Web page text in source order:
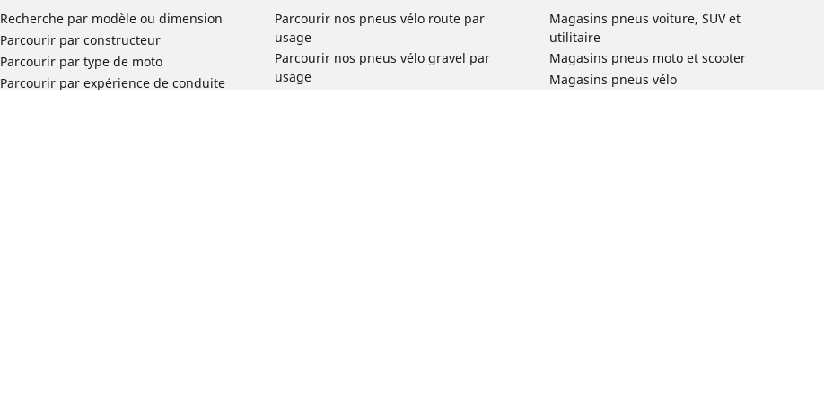
Recherche par modèle ou dimension
Parcourir par constructeur
Parcourir par type de moto
Parcourir par expérience de conduite
Parcourir nos pneus vélo route par
usage
Parcourir nos pneus vélo gravel par
usage
Magasins pneus voiture, SUV et
utilitaire
Magasins pneus moto et scooter
Magasins pneus vélo